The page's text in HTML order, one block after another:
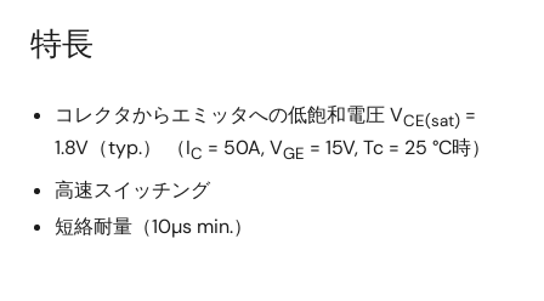
特長
コレクタからエミッタへの低飽和電圧 VCE(sat) =
1.8V（typ.） （IC = 50A, VGE = 15V, Tc = 25 °C時）
高速スイッチング
短絡耐量（10µs min.）